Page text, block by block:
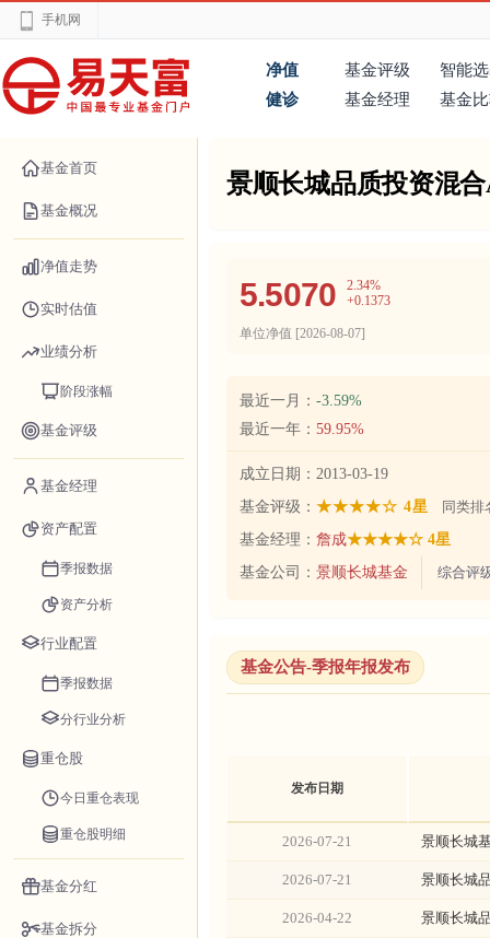
手机网
净值 基金评级
智能
健诊
基金经理 基金
基金首页
基金概况
净值走势
实时估值
业绩分析
阶段涨幅
基金评级
基金经理
资产配置
季报数据
资产分析
行业配置
季报数据
分行业分析
重仓股
今日重仓表现
重仓股明细
基金分红
基金拆分
景顺长城品质投资混
5.5070
2.34%
+0.1373
单位净值 [2026-08-07]
最近一月： -3.59%
最近一年： 59.95%
成立日期： 2013-03-19
基金评级： ★★★★☆ 4星
同类排
基金经理： 詹成★★★★☆ 4星
基金公司： 景顺长城基金 综合评
基金公告-季报年报发布
发布日期
2026-07-21 景顺长城
2026-07-21 景顺长城
2026-04-22 景顺长城